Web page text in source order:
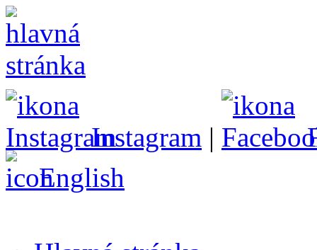
Instagram |
English